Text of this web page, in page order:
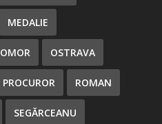
MEDALIE
OMOR OSTRAVA
PROCUROR ROMAN
SEGĂRCEANU